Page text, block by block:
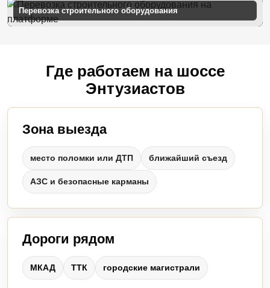
Перевозка строительного оборудования
Где работаем на шоссе
Энтузиастов
Зона выезда
место поломки или ДТП ближайший съезд
АЗС и безопасные карманы
Дороги рядом
МКАД ТТК городские магистрали